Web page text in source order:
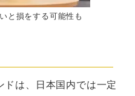
と損をする可能性も
ドは、日本国内では一定